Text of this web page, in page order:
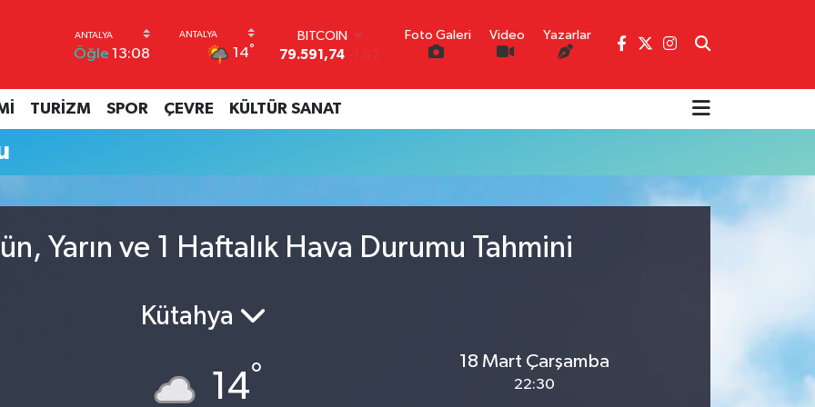
Öğle 13:08 14°
BITCOIN
79.591,74 -1.82
45,43620 0.02
EURO
53,38690 0.19
6862,09000 0.19
14.598,00
Foto Galeri Video Yazarlar
TURİZM SPOR ÇEVRE KÜLTÜR SANAT
Yarın ve 1 Haftalık Hava Durumu Tahmini
Kütahya
14°
18 Mart Çarşamba
22:30